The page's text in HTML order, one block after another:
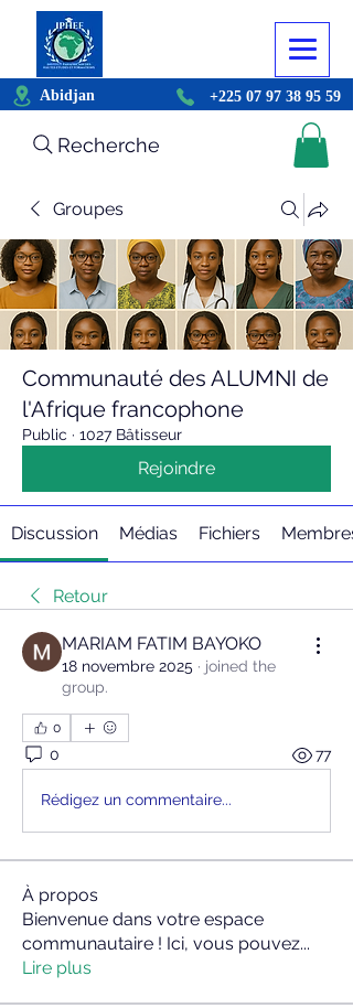
Abidjan +225 07 97 38 95 59
Recherche
Groupes
Communauté des ALUMNI de
l'Afrique francophone
Public · 1027 Bâtisseur
Rejoindre
Discussion Médias Fichiers Membres
Retour
MARIAM FATIM BAYOKO
18 novembre 2025 · joined the
group.
0
0 77
Rédigez un commentaire...
À propos
Bienvenue dans votre espace
communautaire ! Ici, vous pouvez...
Lire plus